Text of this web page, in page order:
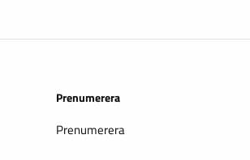
Prenumerera
Prenumerera